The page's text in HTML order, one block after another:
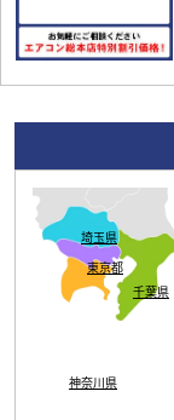
東京都
埼玉県
神奈川県
千葉県